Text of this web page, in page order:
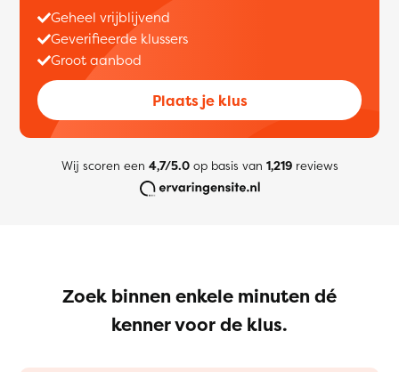
Geheel vrijblijvend
Geverifieerde klussers
Groot aanbod
Plaats je klus
Wij scoren een 4,7/5.0op basis van 1,219reviews
Zoek binnen enkele minuten dé
kenner voor de klus.